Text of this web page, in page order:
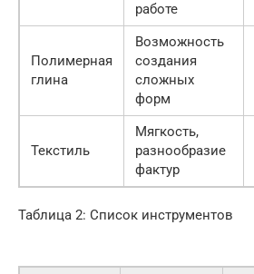
работе
Полимерная
глина
Возможность
создания
сложных
форм
Текстиль
Мягкость,
разнообразие
фактур
Таблица 2: Список инструментов